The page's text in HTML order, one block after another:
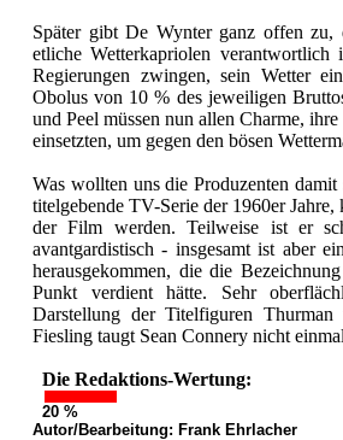
Später gibt De Wynter ganz offen zu,
etliche Wetterkapriolen
Regierungen zwingen, sein Wetter
Obolus von 10 % des jeweiligen
und Peel müssen nun allen Charme,
einsetzten, um gegen den bösen
Was wollten uns die Produzenten
titelgebende TV-Serie der 1960er
der Film werden. Teilweise ist er
avantgardistisch - insgesamt ist aber
herausgekommen, die die
Punkt verdient hätte. Sehr
Darstellung der Titelfiguren
Fiesling taugt Sean Connery nicht
Die Redaktions-Wertung:
20 %
Autor/Bearbeitung: Frank Ehrlacher